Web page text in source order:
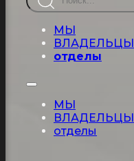
МЫ
ВЛАДЕЛЬЦЫ
отделы
МЫ
ВЛАДЕЛЬЦЫ
отделы